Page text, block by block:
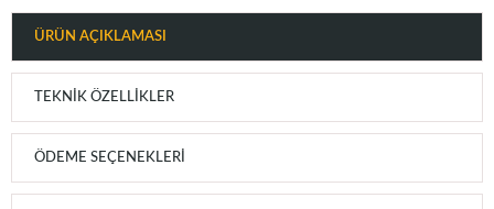
ÜRÜN AÇIKLAMASI
TEKNIK ÖZELLIKLER
ÖDEME SEÇENEKLERI